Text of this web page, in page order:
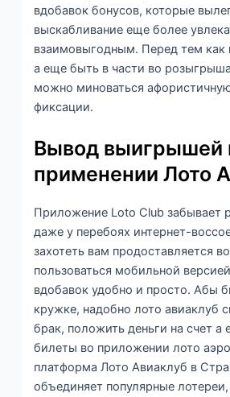
вдобавок бонусов, которые
выскабливание еще более
взаимовыгодным. Перед тем как
а еще быть в части во
можно миноваться
фиксации.
Вывод выигрышей
применении Лото
Приложение Loto Club забывает
даже у перебоях интернет-
захотеть вам продоставляется
пользоваться мобильной
вдобавок удобно и просто. Абы
кружке, надобно лото авиаклуб
брак, положить деньги на счет а
билеты во приложении лото
платформа Лото Авиаклуб в
объединяет популярные